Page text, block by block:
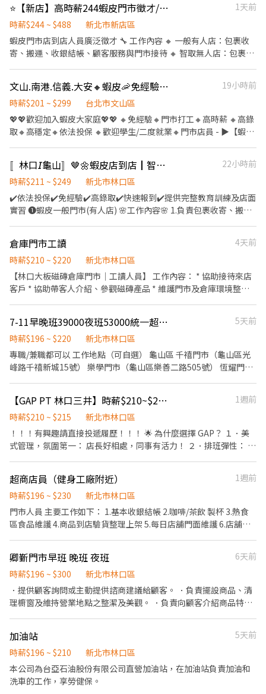
天，包含假日需排班) - ▶【智取門市】：地點自選 🔹【新店區】 新
店七張 - 智取店：新北市新店區北新路二段20號1樓 新店央北 - 智取
店區安康路二段161號1樓 新店安祥 - 智取店：新北市新店區安祥路
125號1樓 新店清潭 - 智取店：新北市新店區北宜路二段201號1樓
新店北新 - 智取店： 新北市新店區北新路一段157號1樓 新店民族 -
智取店： 新北市新店區民族路26號1樓 新店永安 - 智取店：新北市
土城區裕民路6號1樓 土城延吉 - 智取店：新北市土城區延吉街26號
與28號1樓 土城金安 - 智取店：新北市土城區金安街36號1樓 土城裕
生 - 智取店：新北市土城區裕生路28號 土城中央 - 智取店：新北市
土城區中央路四段82號1樓 土城金城 - 智取店：新北市土城區金城
路三段33巷20號1樓 土城裕民 - 智取店：新北市土城區裕民路238號
1樓 🔹【三峽區】 三峽大觀 - 智取店：新北市三峽區大觀路24號1樓
三峽民族 - 智取店：新北市三峽區民族街12號1樓 三峽大義 - 智取
店：新北市三峽區大義路193號 三峽永安 - 智取店：新北市三峽區
永安街94號 三峽國光 - 智取店：新北市三峽區國光街81巷3之2號1
中興路三段189號1樓 (慢速車) 新店北宜店 - 新北市新店區北宜路二
段69號1樓 (慢速車) 新店安和店 - 新北市新店區安和路二段163號1
樓 (慢速車) 新店安康三店 - 新北市新店區安康路三段175號1樓 (慢
速車) 新店百忍店 - 新北市新店區百忍街1-1號1樓 (慢速車) 新店建國
店 - 新北市新店區建國路239號1樓 (慢速車) 🔹【土城區】 土城中正
店 - 新北市土城區中正路67巷20號1樓 土城立仁店 - 新北市土城區
立仁街6號1樓 土城明德店 - 新北市土城區明德路一段309號1樓 土城
學府店 - 新北市土城區學府路一段91號1樓 🔹【三峽區】 三峽學成
店 - 新北市三峽區學成路240號 - ▸加入快速回覆📞：
https://lin.ee/bWWeLDF ▸ 朱專員：@edb4445b ▸ 留言姓名✚電
話✚職缺截圖，應徵蝦皮門市💗 ✨無須任何費用♡歡迎詢問✨ ❌一
律視訊面試﹐勿直接到現場應徵❌
5間門市) 4. 有人店無須騎車 5. 須配合調店、支援【提供完整SOP及
店面實習】 - ▶【智取店】：上班時間 固定早班：07:00 - 13:30、
08:30 - 13:30 固定晚班：17:30 - 23:30、18:30 - 24:00 固定夜班：
23:30 - 03:30 (每周至少配合4天，包含假日需排班) - ▶【一般門市
天，包含假日需排班) - ▶【智取門市】：地點自選 🔹【蘆洲區】 蘆
洲水湳 - 智取店：新北市蘆洲區水湳街31號1樓 蘆洲長安二 - 智取
店：新北市蘆洲區長安街44號1樓 蘆洲保和 - 智取店：新北市蘆洲
區保和街97號1樓 🔹【三重區】 三重五華 - 智取店：新北市三重區
五華街62之1號1樓 三重正義 - 智取店：新北市三重區正義北路335
號1樓 三重三陽 - 智取店：新北市三重區三陽路56號1樓 三重光復 -
智取店：新北市三重區光復路一段21號1樓 三重慈愛 - 智取店：新
北市三重區慈愛街74號1樓 三重雙園 - 智取店：新北市三重區雙園
街124號1樓 三重新興 - 智取店：新北市三重區新興路14號1樓 三重
龍門 - 智取店：新北市三重區龍門路123號1樓 🔹【五股區】 五股工
商 - 智取店：新北市五股區工商路171號1樓 - ▶【一般門市有人
店】：地點自選 🔹【蘆洲區】 中山店 - 新北市蘆洲區中山一路269
號1樓 (慢速車) 民族二店 - 新北市蘆洲區民族路151號1樓 民族三店 -
新北市蘆洲區民族路327巷24號1樓 光榮店 - 新北市蘆洲區光榮路24
號1樓 和平店 - 新北市蘆洲區和平路205號1樓 長安店 - 新北市蘆洲
區長安街194巷11號1樓 (慢速車) 🔹【三重區】 三和店 - 新北市三重
區三和路四段145巷84號1樓 (慢速車) 中正二店 - 新北市三重區中正
重區平安街7號1樓 (慢速車) 車路店 - 新北市三重區車路頭街92號1
樓 洛陽店 - 新北市三重區洛陽街10號1樓 (慢速車) 重新店 - 新北市
三重區重新路四段184巷32號1樓 福和店 - 新北市三重區福和街37號
1樓 (慢速車) 龍門二店 - 新北市三重區龍門路232號1樓 (慢速車)
🔹【五股區】 五股自強店 - 新北市五股區自強路50號1樓 五股西雲
店 - 新北市五股區西雲路70號1樓 - ▸加入快速回覆📞：
https://lin.ee/bWWeLDF ▸ 朱專員：@edb4445b ▸ 留言姓名✚電
話✚職缺截圖，應徵蝦皮門市💗 ✨無須任何費用♡歡迎詢問✨ ❌一
律視訊面試﹐勿直接到現場應徵❌
⭐【新店】高時薪244蝦皮門市徵才/智取店and有人店兼職首選/穩定排班-蝦MH
1天前
時薪$244 ~ $488
新北市新店區
蝦皮門市店到店人員廣泛徵才 🔧 工作內容 🔸 一般有人店：包裹收
寄、搬運、收銀結帳、顧客服務與門市接待 🔸 智取無人店：包裹搬
有人店 ⭐ 📌 兼職時薪人員 早班：11:00~17:30 晚班：
16:15~22:45、18:45~22:45、 ⭐ 智取無人店 ⭐ 兼職早班
07:00~12:00、07:30~12:30、08:00~13:00、08:30~13:30 兼職晚班
17:30~22:30 夜班時段 23:30–03:30，需先在早班或晚班實習，實習
排班制，一週排班約4天(假日須可配合排班) 【 工作地點 】 以下門
市都可應徵 ⭐ 一般有人店 ⭐ 新店三民店 新北市新店區三民路67號1
新店區安康路三段175號1樓 新店北宜店 新北市新店區北宜路二段
69號1樓 新店中興二店 新北市新店區中興路三段189號1樓 新店百忍
店 新北市新店區百忍街1-1號1樓 ⭐ 智取無人店 ⭐ (以下為各跑店點
區域的代表門市) 新店安祥 - 智取店 新北市新店區安祥路125號1樓
取店 新北市新店區安康路二段161號1樓 【 應徵方式】 先透過人力
銀行按下我要應徵 ☑️ 加入官方ID 聯絡：@446nvivi 聯絡人：艾瑞克
0968-932-939 加入後依照指示提供基本資料⭐優先安排⭐
文山.南港.信義.大安🔸蝦皮🦐免經驗｜高時薪｜高錄取｜自選門市｜包裹理貨員
19小時前
時薪$201 ~ $299
台北市文山區
💖💖歡迎加入蝦皮大家庭💖💖 🔸免經驗🔸門市打工🔸高時薪 🔸高錄
取🔸高穩定🔸依法投保 🔸歡迎學生/二度就業🔸門市店員 - ▶【蝦皮
5間門市) 4. 有人店無須騎車 5. 須配合調店、支援【提供完整SOP及
店面實習】 - ▶【智取店】：上班時間 固定早班：07:00 - 13:30、
08:30 - 13:30 固定晚班：17:30 - 23:30、18:30 - 24:00 固定夜班：
23:30 - 03:30 (每周至少配合4天，包含假日需排班) - ▶【一般門市
／有人店】： 上班時間 固定早班： 10:30-17:30 固定晚班： 16:15-
天，包含假日需排班) - ▶【智取門市】：地點自選 🔹【文山區】 文
山木柵二 - 智取店：台北市文山區木柵路一段57號 文山政大 - 智取
北市文山區興隆路四段165巷50號1樓 文山興隆 - 智取店：台北市文
山區興隆路一段86號 🔹【南港區】 南港忠孝 - 智取店：台北市南港
區忠孝東路七段584號1樓 🔹【信義區】 信義中全 - 智取店：台北市
信義區虎林街164巷21號1樓 信義忠孝 - 智取店：台北市信義區忠孝
樓 信義松山 - 智取店：台北市信義區松山路465巷15號1樓 信義景聯
- 智取店：台北市信義區吳興街50巷17號1樓 信義福德二 - 智取店：
台北市信義區福德街266號1樓 🔹【大安區】 大安文昌 - 智取店：台
北市大安區信義路四段294巷2號1樓 大安台大 - 智取店：台北市大
安區復興南路二段360號1樓 大安誠安 - 智取店：台北市大安區忠孝
東路三段251巷13弄4號1樓 大安潮州 - 智取店：台北市大安區潮州
街90號1樓 台北統領 - 智取店：台北市大安區敦化南路一段187巷66
號1樓 大安文昌 - 智取店：台北市大安區信義路四段294巷2號1樓 -
▶【一般門市有人店】：地點自選 🔹【文山區】 文山木柵店 - 台北
北市文山區忠順街一段18-1號1樓 文山保儀店 - 台北市文山區保儀
路59號 文山指南店 - 台北市文山區指南路二段143號 文山萬慶店 -
台北市文山區萬慶街14號 文山興隆二店 - 台北市文山區興隆路二段
195號1樓 (慢速車) 文山羅斯店 - 台北市文山區羅斯福路五段241號
(慢速車) 🔹【南港區】 南港成功店 - 台北市南港區成功路一段1號
南港研究店 - 台北市南港區研究院路二段23號1樓 南港興中店 - 台北
市南港區興中路28巷3號 🔹【信義區】 松菸旗艦店 - 台北市信義區
忠孝東路四段553巷24號1樓 信義永吉店 - 台北市信義區永吉路189
號 信義吳興店 - 台北市信義區吳興街125號1樓 信義虎林店 - 台北市
信義區虎林街87號1樓 🔹【大安區】 大安安居店 - 台北市大安區安
居街35巷2號 (慢速車) 大安溫州店 - 台北市大安區溫州街8號1樓 (慢
速車) 大安瑞安店 - 台北市大安區瑞安街146號 (慢速車) - ▸加入快速
回覆📞：https://lin.ee/bWWeLDF ▸ 朱專員：@edb4445b ▸ 留言
姓名✚電話✚職缺截圖，應徵蝦皮門市💗 ✨無須任何費用♡歡迎詢
問✨ ❌一律視訊面試﹐勿直接到現場應徵❌
〚林口𝘐龜山〛🤎🌼蝦皮店到店┃智取店門市🥈免經驗🫧火速報到🔥
22小時前
時薪$211 ~ $249
新北市林口區
✔️依法投保✔️免經驗✔️高錄取✔️快速報到✔️提供完整教育訓練及店面
實習 ❶蝦皮一般門市(有人店) 🌸工作內容🌸 1.負責包裹收寄、搬
市營運、維護 【提供完整教育訓練及店面實習】 ❗❗⚠兼職為早晚固
定班(免輪班)⚠❗❗ ▸早班時段：10:30-17:30 ▸晚班時段：16:15-
22:45、18:45-22:45（一週至少2天要能16:15起班） ▸時薪$211-
221元 ▸月排休制：一周至少排班4天，假日一定要可配合排班 🌸上
桃園市龜山區文化二路34巷 龜山文學店▸桃園市龜山區文學路 龜山
光峯店▸桃園市龜山區光峯路 ‐‐‐‐‐‐‐‐‐‐‐‐‐‐‐‐‐
‐ ❷蝦皮智取門市⚠️需有機車⚠️ 🌸工作內容🌸 1. 包裹收寄、搬運、
盤點、理貨、上架等 2. 維持門市作業區環境、清潔維護作業 3.須配
合調店、支援(一天跑點3-5家鄰近門市) 4. 須配合蝦皮店到店工作內
容調整 5. 偶爾須配合鄰近有人店門市支援 【提供完整教育訓練及店
12:30、08:00-13:00、08:30-13:30 (可自選) 晚班：17:30-23:30、
18:30-23:30 假日早班：07:00-12:00 / 假日晚班：17:30-23:30 (禮
拜六、禮拜日及國定假日都要可上班) 🌸薪資待遇🌸 早班時薪$219-
229元 晚班時薪津貼+20元▸時薪$239-249元 🌸休假制度🌸 月排休
制 (一周至少排班4天，假日一定要可配合排班) 🌸上班地點🌸 林口
仁愛 - 智取店▸新北市林口區仁愛路二段 林口晴空 - 智取店▸新北市
林口區文化三路一段39巷 龜山山鶯 - 智取店▸桃園市龜山區山鶯路
龜山長慶 - 智取店▸桃園市龜山區長慶三街 龜山萬壽三 - 智取店▸桃
園市龜山區萬壽路一段 🚨🚨門市缺額每日會有變動，主要缺額以面
⌜姓名✚電話✚地區⌟♡ 📞諮詢電話：0908-925-796📲𝐊𝐞𝐥𝐥𝐲📞 ▸電
話未接請加𝐋𝐈𝐍𝐄並留言，訊息必回覆◂ ⭕️免費諮詢⭕️安心上工┃❌
求職免收費❌絕無詐騙
倉庫門市工讀
4天前
時薪$210 ~ $220
新北市林口區
【林口大板磁磚倉庫門市｜工讀人員】 工作內容： * 協助接待來店
客戶 * 協助帶客人介紹、參觀磁磚產品 * 維護門市及倉庫環境整潔 *
因地點交通較不便利，建議自備交通工具（機車或汽車）
7-11早晚班39000夜班53000統一超商門市人員 龜山/林口 兼職/專職
5天前
時薪$196 ~ $220
新北市林口區
專職/兼職都可以 工作地點（可自選） 龜山區 千禧門市（龜山區光
峰路千禧新城15號） 樂學門市（龜山區樂善二路505號） 恆耀門市
山區樂善二路650號） 林口區 亞昕門市（林口區仁愛二路58號） 華
峰門市（林口區文化三路一段617巷51號） 工作內容： 1. 於賣場或
門市裡提供商品介紹及銷售服務。 2. 提供顧客詢問或主動提供諮商
建議給顧客。 3．負責擺設商品、清理櫥窗及維持營業地點之整潔
【GAP PT 林口三井】時薪$210~$215・無經驗可・排班超彈性！
1週前
時薪$210 ~ $215
新北市林口區
！！！有興趣請直接投遞履歷！！！ 🌟 為什麼選擇 GAP？ １．美
式管理，氛圍第一： 店長好相處，同事有活力！ ２．排班彈性： 每
職場起點！ ４．營運穩定，安心打工 🕶 工作內容 １．提供顧客良
好的服務 ２．提供個人穿搭建議 ３．輔助陳列工作，維持良好的購
物環境 🕒 我們希望你（排班需求） 每次排班至少 4 小時，每週至少
排 20 小時。 ．平日： 每週能給班 3 天(含)以上 ．假日： 每月 8 天
07:00上班；最晚半夜01:00下班
超商店員（健身工廠附近）
1週前
時薪$196 ~ $230
新北市林口區
門市人員 主要工作如下： 1.基本收銀結帳 2.咖啡/茶飲 製杯 3.熱食
區食品維護 4.商品到店驗貨整理上架 5.每日店舖門面維護 6.店舖及
卿斳門市早班 晚班 夜班
6天前
時薪$196 ~ $300
新北市林口區
．提供顧客詢問或主動提供諮商建議給顧客。 ．負責擺設商品、清
理櫥窗及維持營業地點之整潔及美觀。 ．負責向顧客介紹商品特
加油站
5天前
時薪$196 ~ $210
新北市林口區
本公司為台亞石油股份有限公司直營加油站，在加油站負責加油和
洗車的工作，享勞健保。